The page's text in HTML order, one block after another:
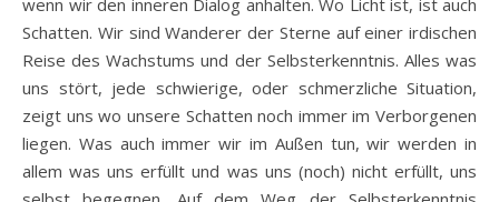
wenn wir den inneren Dialog anhalten. Wo Licht ist, ist auch
Schatten. Wir sind Wanderer der Sterne auf einer irdischen
Reise des Wachstums und der Selbsterkenntnis. Alles was
uns stört, jede schwierige, oder schmerzliche Situation,
zeigt uns wo unsere Schatten noch immer im Verborgenen
liegen. Was auch immer wir im Außen tun, wir werden in
allem was uns erfüllt und was uns (noch) nicht erfüllt, uns